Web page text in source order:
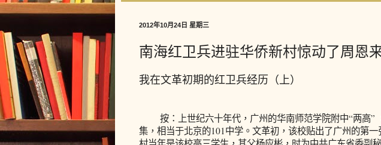
2012年10月24日 星期三
南海红卫兵进驻华侨新村惊动了周恩
我在文革初期的红卫兵经历（上）
按：上世纪六十年代，广州的华南师范学院附中“两高”
集，相当于北京的101中学。文革初，该校贴出了广州的第